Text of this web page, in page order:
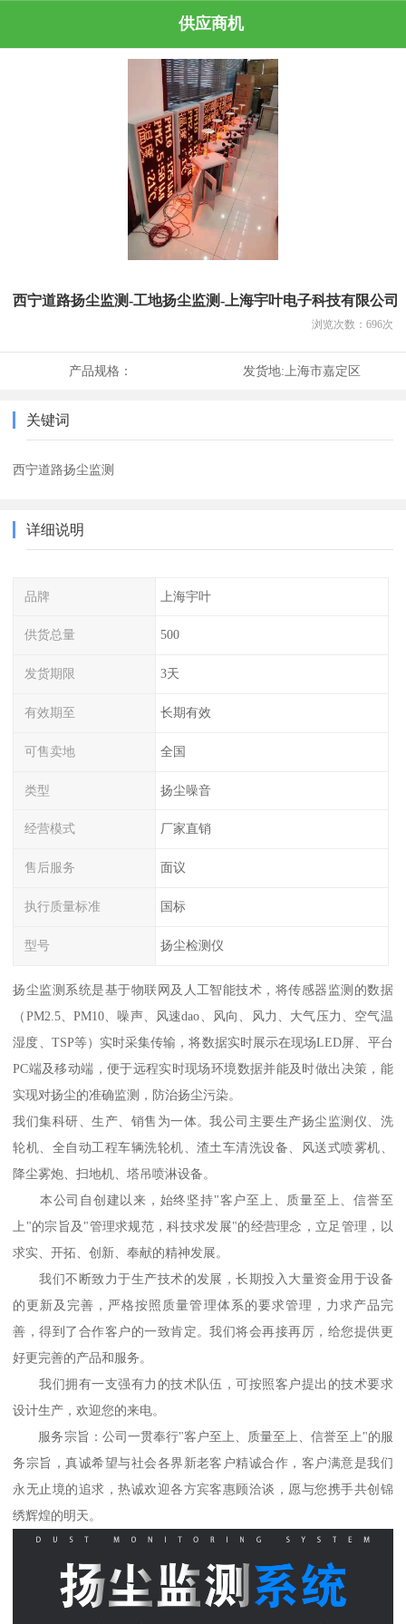
供应商机
西宁道路扬尘监测-工地扬尘监测-上海宇叶电子科技有限公司
浏览次数： 696次
产品规格： 发货地:上海市嘉定区
关键词
西宁道路扬尘监测
详细说明
品牌 上海宇叶
供货总量 500
发货期限 3天
有效期至 长期有效
可售卖地 全国
类型 扬尘噪音
经营模式 厂家直销
售后服务 面议
执行质量标准 国标
型号 扬尘检测仪
扬尘监测系统是基于物联网及人工智能技术，将传感器监测的数据
（PM2.5、PM10、噪声、风速dao、风向、风力、大气压力、空气温
湿度、TSP等）实时采集传输，将数据实时展示在现场LED屏、平台
PC端及移动端，便于远程实时现场环境数据并能及时做出决策，能
实现对扬尘的准确监测，防治扬尘污染。
我们集科研、生产、销售为一体。我公司主要生产扬尘监测仪、洗
轮机、全自动工程车辆洗轮机、渣土车清洗设备、风送式喷雾机、
降尘雾炮、扫地机、塔吊喷淋设备。
本公司自创建以来，始终坚持"客户至上、质量至上、信誉至
上"的宗旨及"管理求规范，科技求发展"的经营理念，立足管理，以
求实、开拓、创新、奉献的精神发展。
我们不断致力于生产技术的发展，长期投入大量资金用于设备
的更新及完善，严格按照质量管理体系的要求管理，力求产品完
善，得到了合作客户的一致肯定。我们将会再接再厉，给您提供更
好更完善的产品和服务。
我们拥有一支强有力的技术队伍，可按照客户提出的技术要求
设计生产，欢迎您的来电。
服务宗旨：公司一贯奉行"客户至上、质量至上、信誉至上"的服
务宗旨，真诚希望与社会各界新老客户精诚合作，客户满意是我们
永无止境的追求，热诚欢迎各方宾客惠顾洽谈，愿与您携手共创锦
绣辉煌的明天。